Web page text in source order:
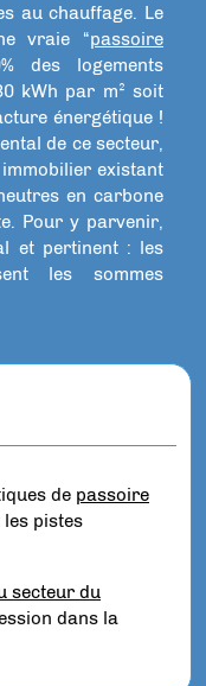
au chauffage. Le
vraie “passoire
des logements
kWh par m² soit
énergétique !
de ce secteur,
existant
en carbone
Pour y parvenir,
et pertinent : les
les sommes
de passoire
les pistes
secteur du
dans la